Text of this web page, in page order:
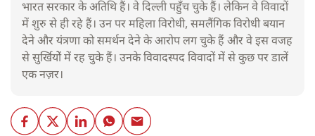
भारत सरकार के अतिथि हैं। वे दिल्ली पहुँच चुके हैं। लेकिन वे विवादों
में शुरु से ही रहे हैं। उन पर महिला विरोधी, समलैंगिक विरोधी बयान
देने और यंत्रणा को समर्थन देने के आरोप लग चुके हैं और वे इस वजह
से सुर्खियोें में रह चुके हैं। उनके विवादस्पद विवादों में से कुछ पर डालें
एक नज़र।